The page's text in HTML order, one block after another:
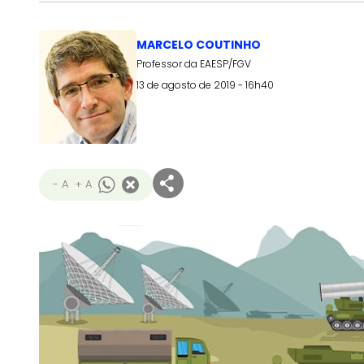
MARCELO COUTINHO
Professor da EAESP/FGV
13 de agosto de 2019 - 16h40
- A + A